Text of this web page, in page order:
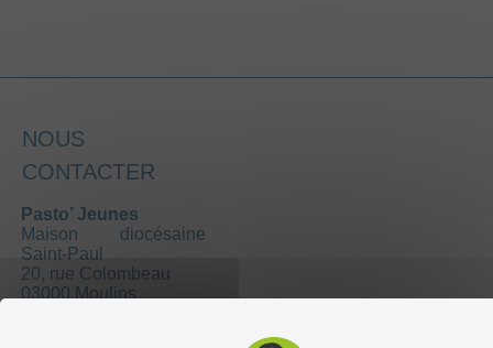
NOUS
CONTACTER
Pasto’ Jeunes
Maison diocésaine
Saint-Paul
20, rue Colombeau
03000 Moulins